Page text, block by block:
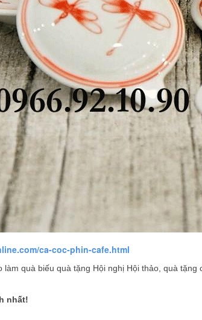
ca-coc-phin-cafe.html
quà biếu quà tặng Hội nghị Hội thảo, quà
nhất!